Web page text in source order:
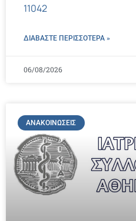
11042
ΔΙΑΒΑΣΤΕ ΠΕΡΙΣΣΌΤΕΡΑ »
06/08/2026
ΑΝΑΚΟΙΝΏΣΕΙΣ